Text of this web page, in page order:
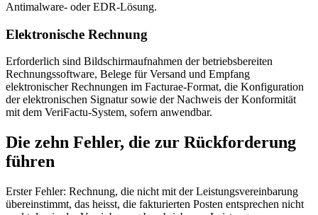
Antimalware- oder EDR-Lösung.
Elektronische Rechnung
Erforderlich sind Bildschirmaufnahmen der betriebsbereiten
Rechnungssoftware, Belege für Versand und Empfang
elektronischer Rechnungen im Facturae-Format, die Konfiguration
der elektronischen Signatur sowie der Nachweis der Konformität
mit dem VeriFactu-System, sofern anwendbar.
Die zehn Fehler, die zur Rückforderung
führen
Erster Fehler: Rechnung, die nicht mit der Leistungsvereinbarung
übereinstimmt, das heisst, die fakturierten Posten entsprechen nicht